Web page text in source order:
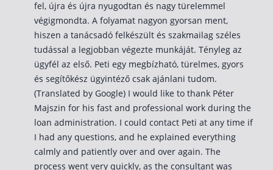
fel, újra és újra nyugodtan és nagy türelemmel
végigmondta. A folyamat nagyon gyorsan ment,
hiszen a tanácsadó felkészült és szakmailag széles
tudással a legjobban végezte munkáját. Tényleg az
ügyfél az első. Peti egy megbízható, türelmes, gyors
és segítőkész ügyintéző csak ajánlani tudom.
(Translated by Google) I would like to thank Péter
Majszin for his fast and professional work during the
loan administration. I could contact Peti at any time if
I had any questions, and he explained everything
calmly and patiently over and over again. The
process went very quickly, as the consultant was